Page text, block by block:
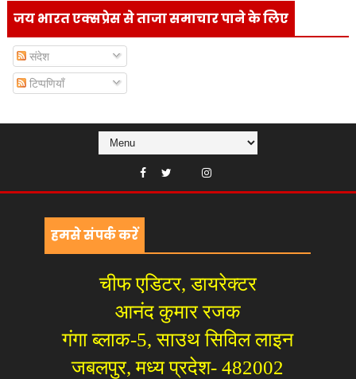
जय भारत एक्सप्रेस से ताजा समाचार पाने के लिए
संदेश
टिप्पणियाँ
हमसे संपर्क करें
चीफ एडिटर, डायरेक्टर
आनंद कुमार रजक
गंगा ब्लाक-5, साउथ सिविल लाइन
जबलपुर, मध्य प्रदेश- 482002